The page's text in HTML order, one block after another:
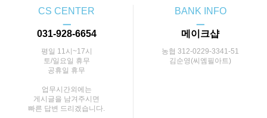
CS CENTER
ㅡ
031-928-6654
평일 11시~17시
토/일요일 휴무
공휴일 휴무
업무시간외에는
게시글을 남겨주시면
빠른 답변 드리겠습니다.
BANK INFO
ㅡ
메이크샵
농협 312-0229-3341-51
김순영(씨엠필아트)